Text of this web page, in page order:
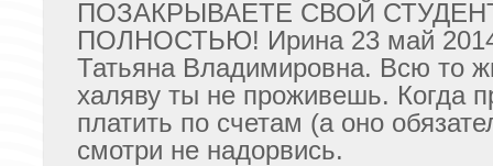
ПОЗАКРЫВАЕТЕ СВОЙ
ПОЛНОСТЬЮ! Ирина 23 май
Татьяна Владимировна. Всю то
халяву ты не проживешь. Когда
платить по счетам (а оно
смотри не надорвись.